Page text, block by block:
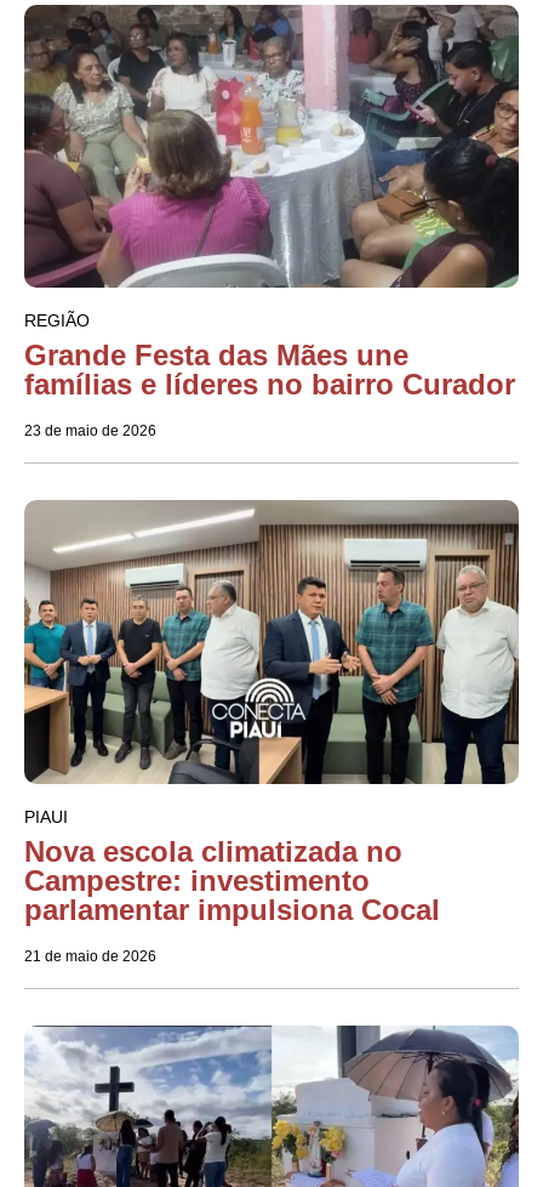
REGIÃO
Grande Festa das Mães une
famílias e líderes no bairro Curador
23 de maio de 2026
PIAUI
Nova escola climatizada no
Campestre: investimento
parlamentar impulsiona Cocal
21 de maio de 2026